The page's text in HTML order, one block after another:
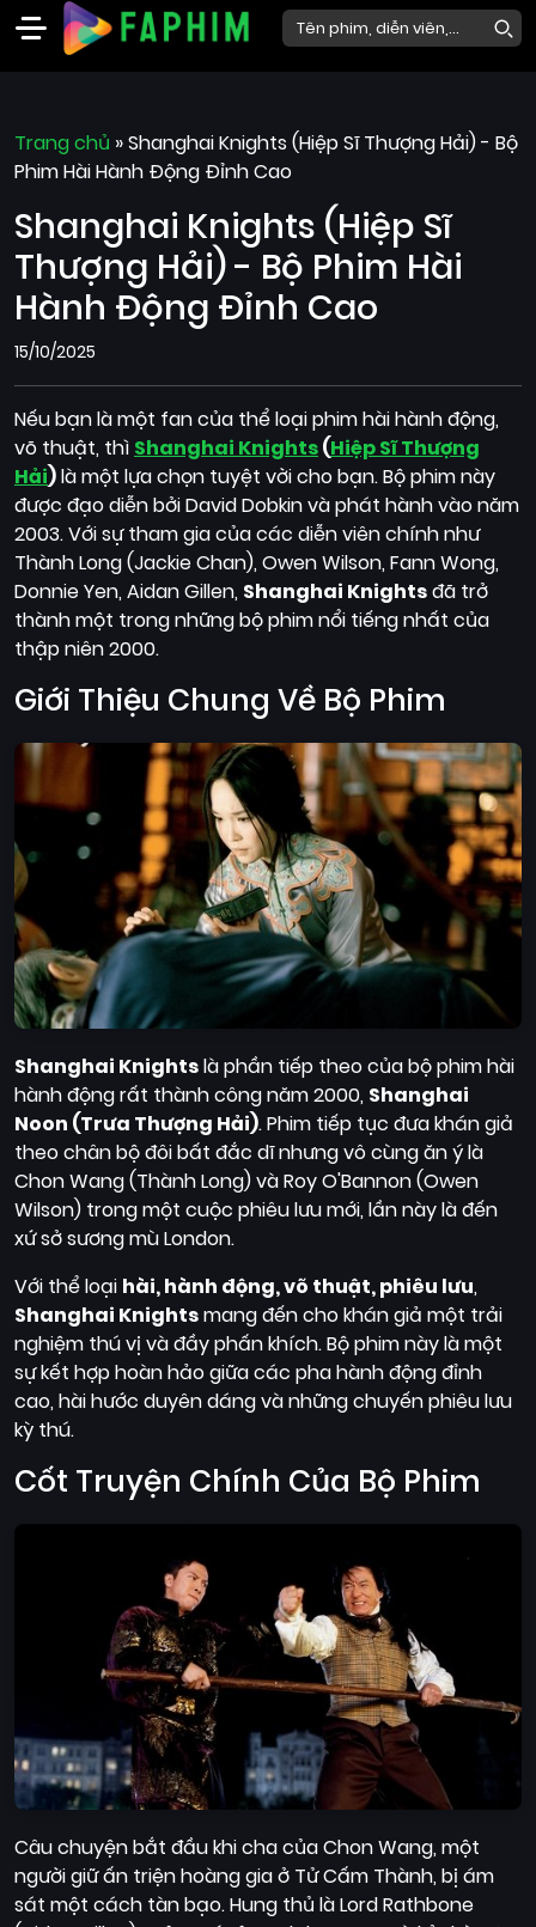
Phim
Mới
Phim
Lẻ
Phim
Bộ
Rạp
Thể
loại
Quốc
Gia
Blog
sưu
tập
Trang chủ »Shanghai Knights (Hiệp Sĩ Thượng Hải) - Bộ
Phim Hài Hành Động Đỉnh Cao
Shanghai Knights (Hiệp Sĩ
Thượng Hải) - Bộ Phim Hài
Hành Động Đỉnh Cao
15/10/2025
Nếu bạn là một fan của thể loại phim hài hành động,
võ thuật, thì Shanghai Knights(Hiệp Sĩ Thượng
Hải)là một lựa chọn tuyệt vời cho bạn. Bộ phim này
được đạo diễn bởi David Dobkin và phát hành vào năm
2003. Với sự tham gia của các diễn viên chính như
Thành Long (Jackie Chan), Owen Wilson, Fann Wong,
Donnie Yen, Aidan Gillen, Shanghai Knightsđã trở
thành một trong những bộ phim nổi tiếng nhất của
thập niên 2000.
Giới Thiệu Chung Về Bộ Phim
Shanghai Knightslà phần tiếp theo của bộ phim hài
hành động rất thành công năm 2000, Shanghai
Noon (Trưa Thượng Hải). Phim tiếp tục đưa khán giả
theo chân bộ đôi bất đắc dĩ nhưng vô cùng ăn ý là
Chon Wang (Thành Long) và Roy O'Bannon (Owen
Wilson) trong một cuộc phiêu lưu mới, lần này là đến
xứ sở sương mù London.
Với thể loại hài, hành động, võ thuật, phiêu lưu,
Shanghai Knightsmang đến cho khán giả một trải
nghiệm thú vị và đầy phấn khích. Bộ phim này là một
sự kết hợp hoàn hảo giữa các pha hành động đỉnh
cao, hài hước duyên dáng và những chuyến phiêu lưu
kỳ thú.
Cốt Truyện Chính Của Bộ Phim
Câu chuyện bắt đầu khi cha của Chon Wang, một
người giữ ấn triện hoàng gia ở Tử Cấm Thành, bị ám
sát một cách tàn bạo. Hung thủ là Lord Rathbone